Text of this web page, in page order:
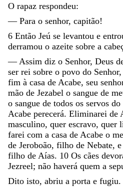
O rapaz respondeu:
— Para o senhor, capitão!
6 Então Jeú se levantou e
derramou o azeite sobre a
— Assim diz o Senhor, Deus
ser rei sobre o povo do Senhor,
fim à casa de Acabe, seu
mão de Jezabel o sangue de
o sangue de todos os servos do
Acabe perecerá. Eliminarei de
masculino, quer escravo, quer
farei com a casa de Acabe o
de Jeroboão, filho de Nebate, e
filho de Aías. 10 Os cães
Jezreel; não haverá quem a
Dito isto, abriu a porta e fugiu.